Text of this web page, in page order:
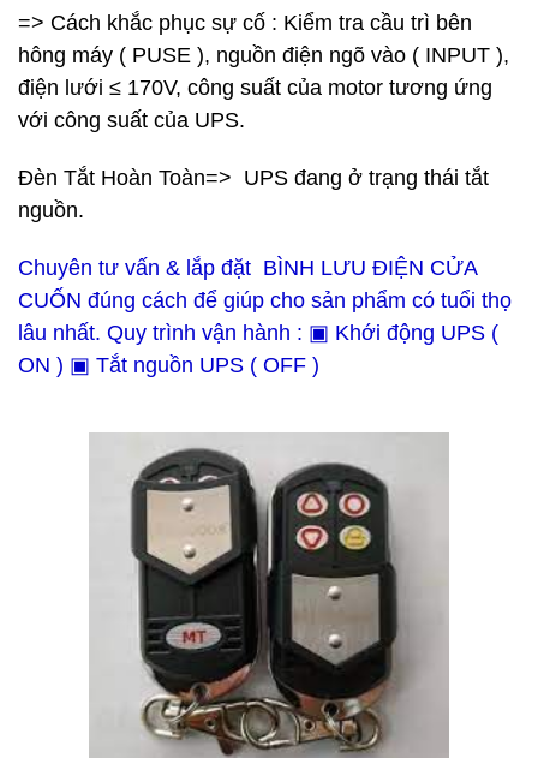
=> Cách khắc phục sự cố : Kiểm tra cầu trì bên
hông máy ( PUSE ), nguồn điện ngõ vào ( INPUT ),
điện lưới ≤ 170V, công suất của motor tương ứng
với công suất của UPS.
Đèn Tắt Hoàn Toàn=> UPS đang ở trạng thái tắt
nguồn.
Chuyên tư vấn & lắp đặt BÌNH LƯU ĐIỆN CỬA
CUỐN đúng cách để giúp cho sản phẩm có tuổi thọ
lâu nhất. Quy trình vận hành : ▣ Khới động UPS (
ON ) ▣ Tắt nguồn UPS ( OFF )